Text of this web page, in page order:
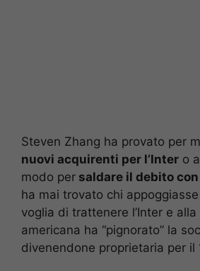
Steven Zhang ha provato per
nuovi acquirenti per l’Inter o
modo per saldare il debito
ha mai trovato chi
voglia di trattenere l’Inter e
americana ha “pignorato” la
divenendone proprietaria per il